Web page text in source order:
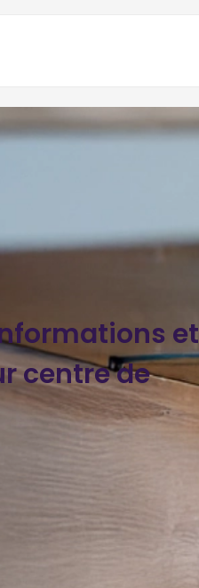
et
centre de